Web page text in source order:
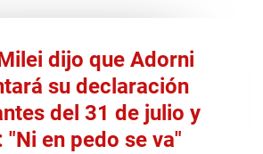
dijo que Adorni
su declaración
del 31 de julio y
"Ni en pedo se va"